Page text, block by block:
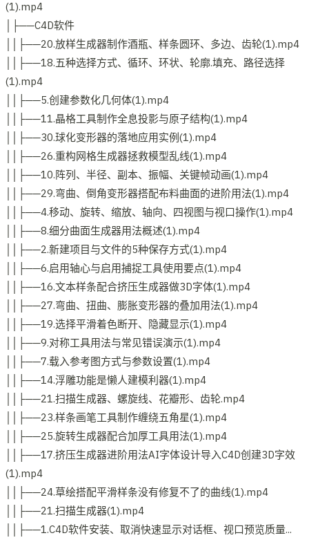
(1).mp4
│├──C4D软件
││├──20.放样生成器制作酒瓶、样条圆环、多边、齿轮(1).mp4
││├──18.五种选择方式、循环、环状、轮廓.填充、路径选择
(1).mp4
││├──5.创建参数化几何体(1).mp4
││├──11.晶格工具制作全息投影与原子结构(1).mp4
││├──30.球化变形器的落地应用实例(1).mp4
││├──26.重构网格生成器拯救模型乱线(1).mp4
││├──10.阵列、半径、副本、振幅、关键帧动画(1).mp4
││├──29.弯曲、倒角变形器搭配布料曲面的进阶用法(1).mp4
││├──4.移动、旋转、缩放、轴向、四视图与视口操作(1).mp4
││├──8.细分曲面生成器用法概述(1).mp4
││├──2.新建项目与文件的5种保存方式(1).mp4
││├──6.启用轴心与启用捕捉工具使用要点(1).mp4
││├──16.文本样条配合挤压生成器做3D字体(1).mp4
││├──27.弯曲、扭曲、膨胀变形器的叠加用法(1).mp4
││├──19.选择平滑着色断开、隐藏显示(1).mp4
││├──9.对称工具用法与常见错误演示(1).mp4
││├──7.载入参考图方式与参数设置(1).mp4
││├──14.浮雕功能是懒人建模利器(1).mp4
││├──21.扫描生成器、螺旋线、花瓣形、齿轮.mp4
││├──23.样条画笔工具制作缠绕五角星(1).mp4
││├──25.旋转生成器配合加厚工具用法(1).mp4
││├──17.挤压生成器进阶用法AI字体设计导入C4D创建3D字效
(1).mp4
││├──24.草绘搭配平滑样条没有修复不了的曲线(1).mp4
││├──21.扫描生成器(1).mp4
││├──1.C4D软件安装、取消快速显示对话框、视口预览质量...